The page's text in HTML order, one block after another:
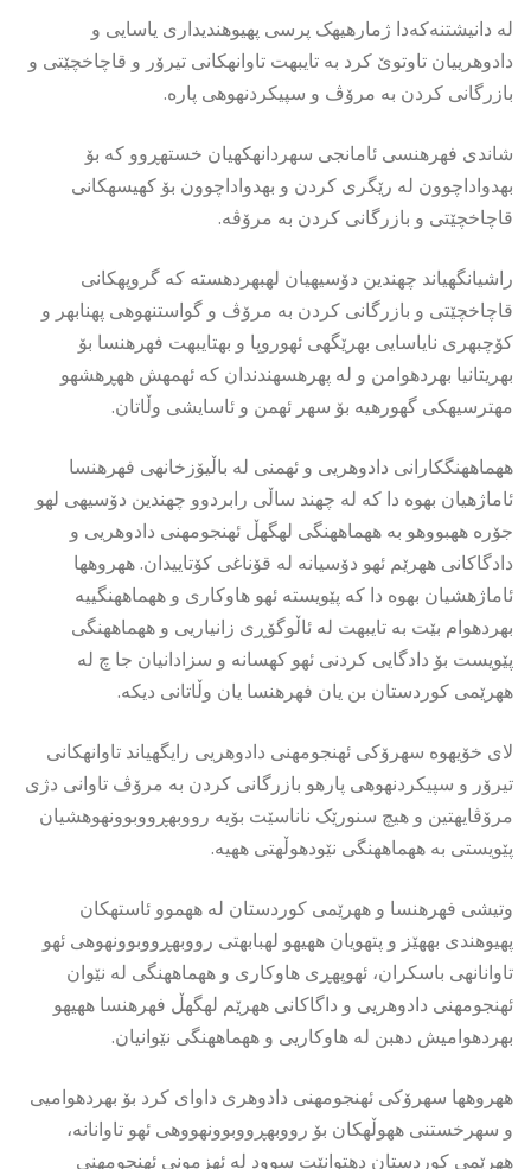
لە دانیشتنەکەدا ژمارهیهک پرسی پهیوهندیداری یاسایی و
دادوهرییان تاوتوێ کرد به تایبهت تاوانهکانی تیرۆر و قاچاخچێتی و
بازرگانی کردن به مرۆڤ و سپیکردنهوهی پاره.
شاندی فهرهنسی ئامانجی سهردانهکهیان خستهڕوو که بۆ
بهدواداچوون له رێگری کردن و بهدواداچوون بۆ کهیسهکانی
قاچاخچێتی و بازرگانی کردن به مرۆڤه.
راشیانگهیاند چهندین دۆسیهیان لهبهردهسته که گروپهکانی
قاچاخچێتی و بازرگانی کردن به مرۆڤ و گواستنهوهی پهنابهر و
کۆچبهری نایاسایی بهرێگهی ئهوروپا و بهتایبهت فهرهنسا بۆ
بهریتانیا بهردهوامن و له پهرهسهندندان که ئهمهش ههڕهشهو
مهترسیهکی گهورهیه بۆ سهر ئهمن و ئاسایشی وڵاتان.
ههماههنگکارانی دادوهریی و ئهمنی له باڵیۆزخانهی فهرهنسا
ئاماژهیان بهوه دا که له چهند ساڵی رابردوو چهندین دۆسیهی لهو
جۆره ههبووهو به ههماههنگی لهگهڵ ئهنجومهنی دادوهریی و
دادگاکانی ههرێم ئهو دۆسیانه له قۆناغی کۆتاییدان. ههروهها
ئاماژهشیان بهوه دا که پێویسته ئهو هاوکاری و ههماههنگییه
بهردهوام بێت به تایبهت له ئاڵوگۆڕی زانیاریی و ههماههنگی
پێویست بۆ دادگایی کردنی ئهو کهسانه و سزادانیان جا چ له
ههرێمی کوردستان بن یان فهرهنسا یان وڵاتانی دیکه.
لای خۆیهوه سهرۆکی ئهنجومهنی دادوهریی رایگهیاند تاوانهکانی
تیرۆر و سپیکردنهوهی پارهو بازرگانی کردن به مرۆڤ تاوانی دژی
مرۆڤایهتین و هیچ سنورێک ناناسێت بۆیه رووبهڕووبوونهوهشیان
پێویستی به ههماههنگی نێودهوڵهتی ههیه.
وتیشی فهرهنسا و ههرێمی کوردستان له ههموو ئاستهکان
پهیوهندی بههێز و پتهویان ههیهو لهبابهتی رووبهڕووبوونهوهی ئهو
تاوانانهی باسکران، ئهوپهڕی هاوکاری و ههماههنگی له نێوان
ئهنجومهنی دادوهریی و داگاکانی ههرێم لهگهڵ فهرهنسا ههیهو
بهردهوامیش دهبن له هاوکاریی و ههماههنگی نێوانیان.
ههروهها سهرۆکی ئهنجومهنی دادوهری داوای کرد بۆ بهردهوامیی
و سهرخستنی ههوڵهکان بۆ رووبهڕووبوونهووهی ئهو تاوانانه،
ههرێمی کوردستان دهتوانێت سوود له ئهزمونی ئهنجومهنی